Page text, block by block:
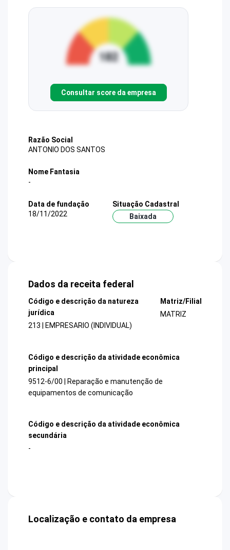
Consultar score da empresa
Razão Social
ANTONIO DOS SANTOS
Nome Fantasia
-
Data de fundação
18/11/2022
Situação Cadastral
Baixada
Dados da receita federal
Código e descrição da natureza
jurídica
213 | EMPRESARIO (INDIVIDUAL)
Matriz/Filial
MATRIZ
Código e descrição da atividade econômica
principal
9512-6/00 | Reparação e manutenção de
equipamentos de comunicação
Código e descrição da atividade econômica
secundária
-
Localização e contato da empresa